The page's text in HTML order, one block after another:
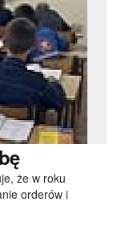
że w roku
orderów i